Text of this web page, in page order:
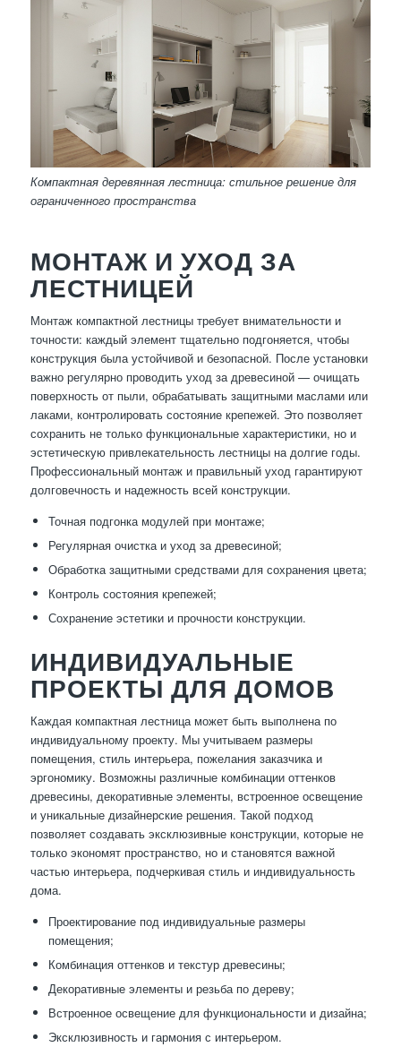
Компактная деревянная лестница: стильное решение для
ограниченного пространства
МОНТАЖ И УХОД ЗА
ЛЕСТНИЦЕЙ
Монтаж компактной лестницы требует внимательности и
точности: каждый элемент тщательно подгоняется, чтобы
конструкция была устойчивой и безопасной. После установки
важно регулярно проводить уход за древесиной — очищать
поверхность от пыли, обрабатывать защитными маслами или
лаками, контролировать состояние крепежей. Это позволяет
сохранить не только функциональные характеристики, но и
эстетическую привлекательность лестницы на долгие годы.
Профессиональный монтаж и правильный уход гарантируют
долговечность и надежность всей конструкции.
Точная подгонка модулей при монтаже;
Регулярная очистка и уход за древесиной;
Обработка защитными средствами для сохранения цвета;
Контроль состояния крепежей;
Сохранение эстетики и прочности конструкции.
ИНДИВИДУАЛЬНЫЕ
ПРОЕКТЫ ДЛЯ ДОМОВ
Каждая компактная лестница может быть выполнена по
индивидуальному проекту. Мы учитываем размеры
помещения, стиль интерьера, пожелания заказчика и
эргономику. Возможны различные комбинации оттенков
древесины, декоративные элементы, встроенное освещение
и уникальные дизайнерские решения. Такой подход
позволяет создавать эксклюзивные конструкции, которые не
только экономят пространство, но и становятся важной
частью интерьера, подчеркивая стиль и индивидуальность
дома.
Проектирование под индивидуальные размеры
помещения;
Комбинация оттенков и текстур древесины;
Декоративные элементы и резьба по дереву;
Встроенное освещение для функциональности и дизайна;
Эксклюзивность и гармония с интерьером.